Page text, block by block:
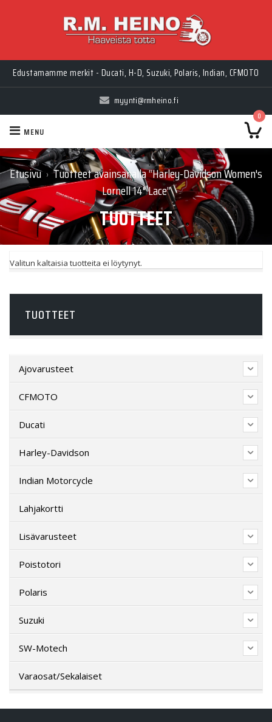
Edustamamme merkit - Ducati, H-D, Suzuki, Polaris, Indian, CFMOTO
myynti@rmheino.fi
0
MENU
Etusivu › Tuotteet avainsanalla “Harley-Davidson Women's
Lornell 14" Lace”
TUOTTEET
Valitun kaltaisia tuotteita ei löytynyt.
TUOTTEET
Ajovarusteet
CFMOTO
Ducati
Harley-Davidson
Indian Motorcycle
Lahjakortti
Lisävarusteet
Poistotori
Polaris
Suzuki
SW-Motech
Varaosat/Sekalaiset